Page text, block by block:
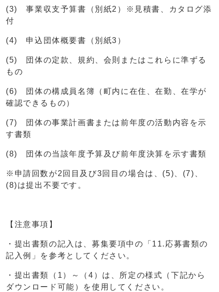
(3) 事業収支予算書（別紙2）※見積書、カタログ添
付
(4) 申込団体概要書（別紙3）
(5) 団体の定款、規約、会則またはこれらに準ずる
もの
(6) 団体の構成員名簿（町内に在住、在勤、在学が
確認できるもの）
(7) 団体の事業計画書または前年度の活動内容を示
す書類
(8) 団体の当該年度予算及び前年度決算を示す書類
※申請回数が2回目及び3回目の場合は、(5)、(7)、
(8)は提出不要です。
【注意事項】
・提出書類の記入は、募集要項中の「11.応募書類の
記入例」を参考としてください。
・提出書類（1）～（4）は、所定の様式（下記から
ダウンロード可能）を使用してください。